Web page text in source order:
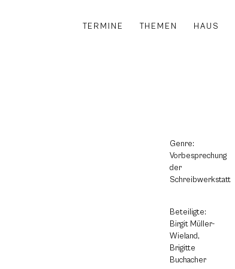
TERMINE THEMEN HAUS
Genre:
Vorbesprechung
der
Schreibwerkstatt
Beteiligte:
Birgit Müller-
Wieland,
Brigitte
Buchacher